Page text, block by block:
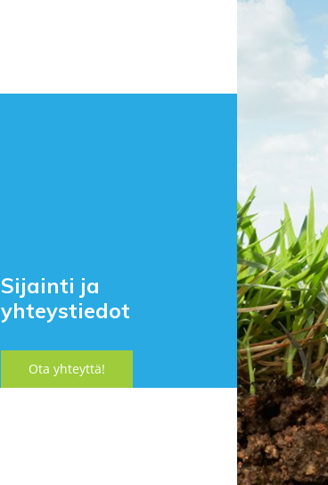
Sijainti ja
yhteystiedot
Ota yhteyttä!